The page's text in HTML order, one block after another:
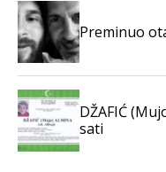
Preminuo
DŽAFIĆ
sati